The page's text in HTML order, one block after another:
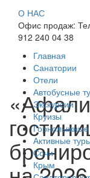
О НАС
Офис продаж:
912 240 04 38
Главная
Санатории
Отели
Автобусные
Экскурсии
Круизы
Горнолыжные
Активные
Сочи
Крым